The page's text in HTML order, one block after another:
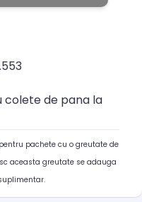
colete de pana la
pachete cu o greutate de
aceasta greutate se adauga